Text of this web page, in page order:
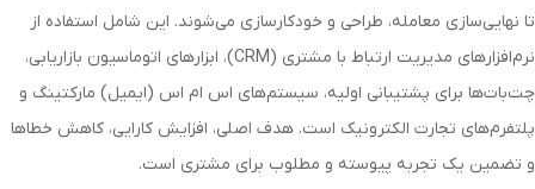
تا نهایی‌سازی معامله، طراحی و خودکارسازی می‌شوند. این شامل استفاده از
نرم‌افزارهای مدیریت ارتباط با مشتری (CRM)، ابزارهای اتوماسیون بازاریابی،
چت‌بات‌ها برای پشتیبانی اولیه، سیستم‌های اس ام اس (ایمیل) مارکتینگ و
پلتفرم‌های تجارت الکترونیک است. هدف اصلی، افزایش کارایی، کاهش خطاها
و تضمین یک تجربه پیوسته و مطلوب برای مشتری است.